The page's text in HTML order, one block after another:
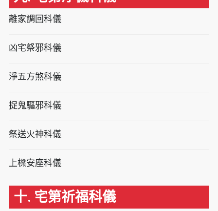
離家調回科儀
凶宅祭邪科儀
淨五方煞科儀
捉鬼驅邪科儀
祭送火神科儀
上樑安座科儀
十. 宅第祈福科儀